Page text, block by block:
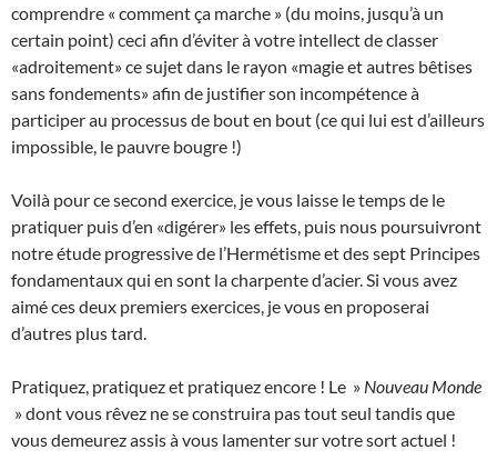
comprendre « comment ça marche » (du moins, jusqu’à un
certain point) ceci afin d’éviter à votre intellect de classer
«adroitement» ce sujet dans le rayon «magie et autres bêtises
sans fondements» afin de justifier son incompétence à
participer au processus de bout en bout (ce qui lui est d’ailleurs
impossible, le pauvre bougre !)
Voilà pour ce second exercice, je vous laisse le temps de le
pratiquer puis d’en «digérer» les effets, puis nous poursuivront
notre étude progressive de l’Hermétisme et des sept Principes
fondamentaux qui en sont la charpente d’acier. Si vous avez
aimé ces deux premiers exercices, je vous en proposerai
d’autres plus tard.
Pratiquez, pratiquez et pratiquez encore ! Le » Nouveau Monde
» dont vous rêvez ne se construira pas tout seul tandis que
vous demeurez assis à vous lamenter sur votre sort actuel !